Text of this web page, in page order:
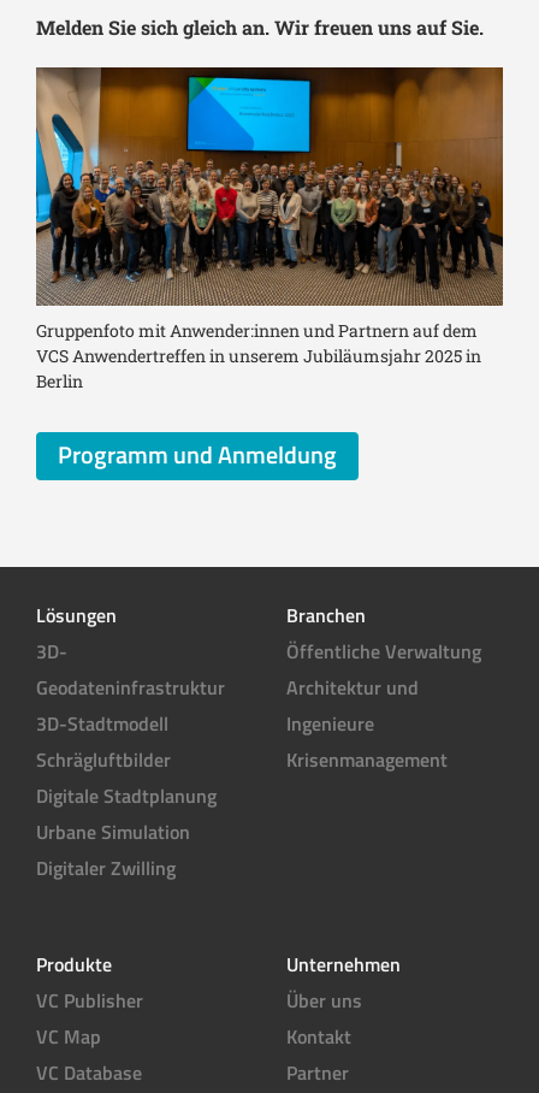
Melden Sie sich gleich an. Wir freuen uns auf Sie.
Gruppenfoto mit Anwender:innen und Partnern auf dem
VCS Anwendertreffen in unserem Jubiläumsjahr 2025 in
Berlin
Programm und Anmeldung
Lösungen
3D-
Geodateninfrastruktur
3D-Stadtmodell
Schrägluftbilder
Digitale Stadtplanung
Urbane Simulation
Digitaler Zwilling
Branchen
Öffentliche Verwaltung
Architektur und
Ingenieure
Krisenmanagement
Produkte
VC Publisher
VC Map
VC Database
Unternehmen
Über uns
Kontakt
Partner